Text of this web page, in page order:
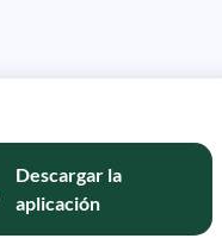
Descargar la
aplicación